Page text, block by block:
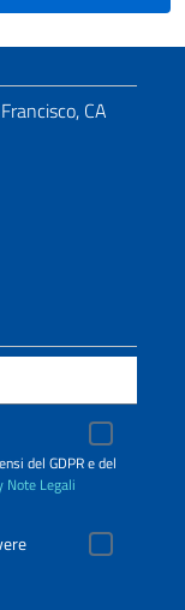
CA
del GDPR e del
Note Legali